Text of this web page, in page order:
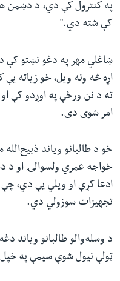
په کنترول کې دي، د دښمن
کې شته دي".
ښاغلي مهر په دغو نښتو کې
اړه څه ونه ویل، خو زیاته
ته د نن ورځې په اوږدو کې
امر شوی دی.
خو د طالبانو ویاند
خواجه عمري ولسوالۍ او د
ادعا کړې او ویلي یې دي،
تجهیزات سوزولي دي.
د وسله‌والو طالبانو ویاند
ټولې نیول شوې سیمې په